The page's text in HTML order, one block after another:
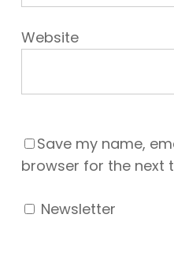
Website
Save my name,
browser for the next
Newsletter